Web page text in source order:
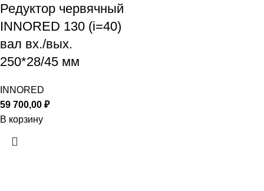
Редуктор червячный
INNORED 130 (i=40)
вал вх./вых.
250*28/45 мм
INNORED
59 700,00 ₽
В корзину